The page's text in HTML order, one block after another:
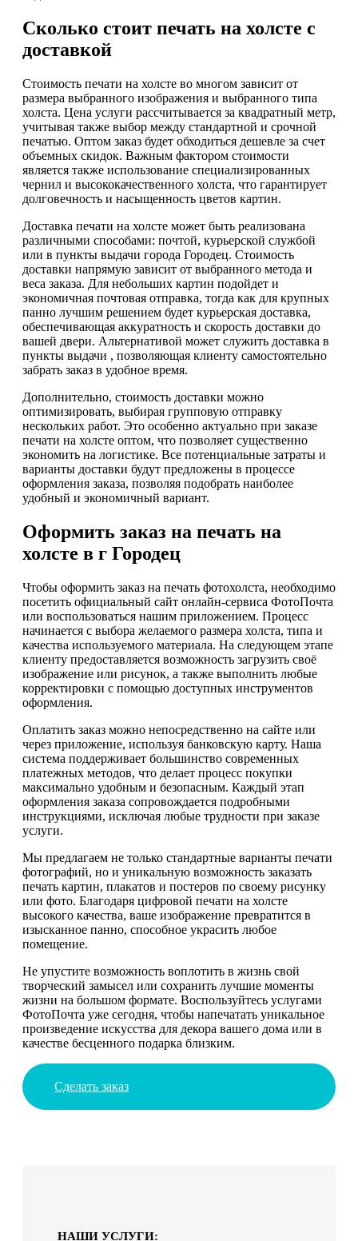
Сколько стоит печать на холсте с
доставкой
Стоимость печати на холсте во многом зависит от
размера выбранного изображения и выбранного типа
холста. Цена услуги рассчитывается за квадратный метр,
учитывая также выбор между стандартной и срочной
печатью. Оптом заказ будет обходиться дешевле за счет
объемных скидок. Важным фактором стоимости
является также использование специализированных
чернил и высококачественного холста, что гарантирует
долговечность и насыщенность цветов картин.
Доставка печати на холсте может быть реализована
различными способами: почтой, курьерской службой
или в пункты выдачи города Городец. Стоимость
доставки напрямую зависит от выбранного метода и
веса заказа. Для небольших картин подойдет и
экономичная почтовая отправка, тогда как для крупных
панно лучшим решением будет курьерская доставка,
обеспечивающая аккуратность и скорость доставки до
вашей двери. Альтернативой может служить доставка в
пункты выдачи , позволяющая клиенту самостоятельно
забрать заказ в удобное время.
Дополнительно, стоимость доставки можно
оптимизировать, выбирая групповую отправку
нескольких работ. Это особенно актуально при заказе
печати на холсте оптом, что позволяет существенно
экономить на логистике. Все потенциальные затраты и
варианты доставки будут предложены в процессе
оформления заказа, позволяя подобрать наиболее
удобный и экономичный вариант.
Оформить заказ на печать на
холсте в г Городец
Чтобы оформить заказ на печать фотохолста, необходимо
посетить официальный сайт онлайн-сервиса ФотоПочта
или воспользоваться нашим приложением. Процесс
начинается с выбора желаемого размера холста, типа и
качества используемого материала. На следующем этапе
клиенту предоставляется возможность загрузить своё
изображение или рисунок, а также выполнить любые
корректировки с помощью доступных инструментов
оформления.
Оплатить заказ можно непосредственно на сайте или
через приложение, используя банковскую карту. Наша
система поддерживает большинство современных
платежных методов, что делает процесс покупки
максимально удобным и безопасным. Каждый этап
оформления заказа сопровождается подробными
инструкциями, исключая любые трудности при заказе
услуги.
Мы предлагаем не только стандартные варианты печати
фотографий, но и уникальную возможность заказать
печать картин, плакатов и постеров по своему рисунку
или фото. Благодаря цифровой печати на холсте
высокого качества, ваше изображение превратится в
изысканное панно, способное украсить любое
помещение.
Не упустите возможность воплотить в жизнь свой
творческий замысел или сохранить лучшие моменты
жизни на большом формате. Воспользуйтесь услугами
ФотоПочта уже сегодня, чтобы напечатать уникальное
произведение искусства для декора вашего дома или в
качестве бесценного подарка близким.
Сделать заказ
НАШИ УСЛУГИ: